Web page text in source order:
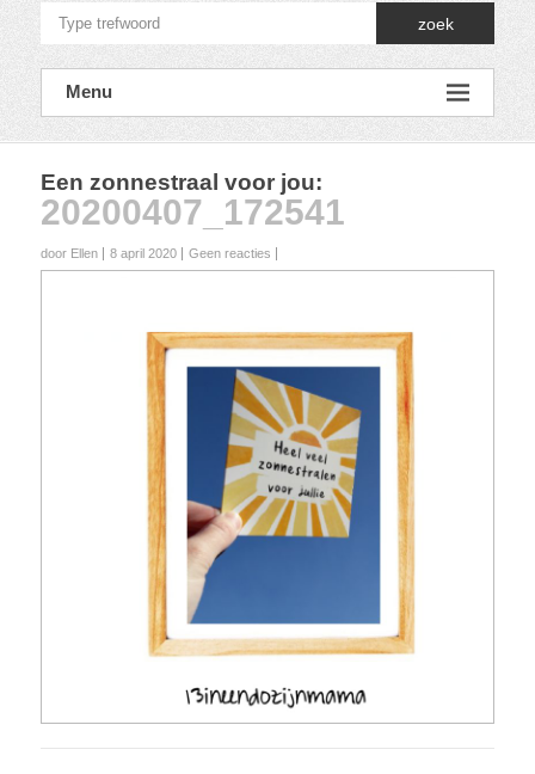
zoek
Menu
Een zonnestraal voor jou:
20200407_172541
door Ellen 8 april 2020 Geen reacties